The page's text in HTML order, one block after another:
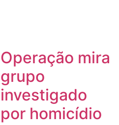
Operação mira
grupo
investigado
por homicídio